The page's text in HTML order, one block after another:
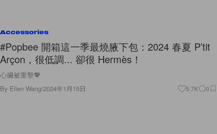
Accessories
#Popbee 開箱這一季最燒腋下包：2024 春夏 P’tit
Arçon，很低調... 卻很 Hermès！
心臟被重擊💖
By Ellen Wang/2024年1月15日 5.7K 0